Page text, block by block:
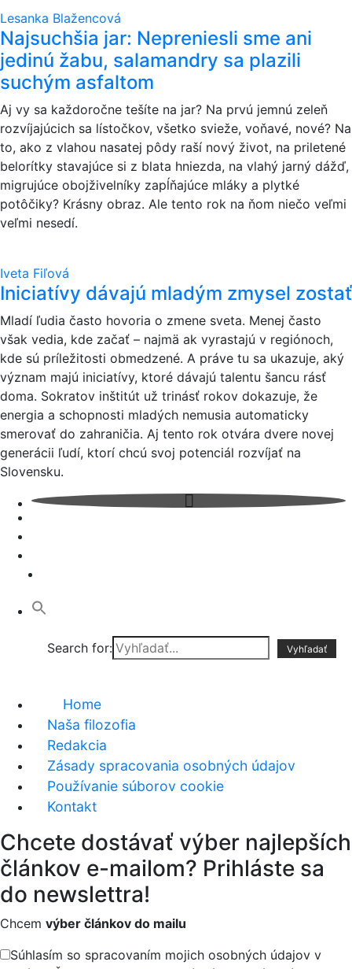
Lesanka Blažencová
Najsuchšia jar: Nepreniesli sme ani
jedinú žabu, salamandry sa plazili
suchým asfaltom
Aj vy sa každoročne tešíte na jar? Na prvú jemnú zeleň
rozvíjajúcich sa lístočkov, všetko svieže, voňavé, nové? Na
to, ako z vlahou nasatej pôdy raší nový život, na priletené
belorítky stavajúce si z blata hniezda, na vlahý jarný dážď,
migrujúce obojživelníky zapĺňajúce mláky a plytké
potôčiky? Krásny obraz. Ale tento rok na ňom niečo veľmi
veľmi nesedí.
Iveta Fiľová
Iniciatívy dávajú mladým zmysel zostať
Mladí ľudia často hovoria o zmene sveta. Menej často
však vedia, kde začať – najmä ak vyrastajú v regiónoch,
kde sú príležitosti obmedzené. A práve tu sa ukazuje, aký
význam majú iniciatívy, ktoré dávajú talentu šancu rásť
doma. Sokratov inštitút už trinásť rokov dokazuje, že
energia a schopnosti mladých nemusia automaticky
smerovať do zahraničia. Aj tento rok otvára dvere novej
generácii ľudí, ktorí chcú svoj potenciál rozvíjať na
Slovensku.
Search for:
Home
Naša filozofia
Redakcia
Zásady spracovania osobných údajov
Používanie súborov cookie
Kontakt
Chcete dostávať výber najlepších
článkov e-mailom? Prihláste sa
do newslettra!
Chcem výber článkov do mailu
Súhlasím so spracovaním mojich osobných údajov v